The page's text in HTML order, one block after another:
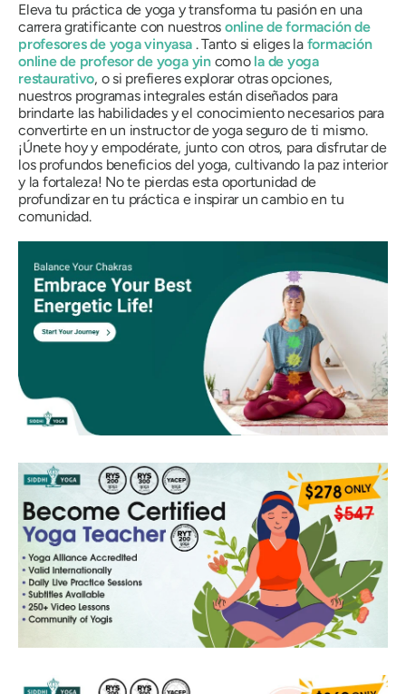
Eleva tu práctica de yoga y transforma tu pasión en una
carrera gratificante con nuestros online de formación de
profesores de yoga vinyasa. Tanto si eliges la formación
online de profesor de yoga yincomo la de yoga
restaurativo, o si prefieres explorar otras opciones,
nuestros programas integrales están diseñados para
brindarte las habilidades y el conocimiento necesarios para
convertirte en un instructor de yoga seguro de ti mismo.
¡Únete hoy y empodérate, junto con otros, para disfrutar de
los profundos beneficios del yoga, cultivando la paz interior
y la fortaleza! No te pierdas esta oportunidad de
profundizar en tu práctica e inspirar un cambio en tu
comunidad.